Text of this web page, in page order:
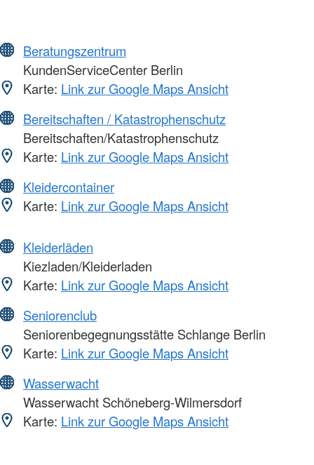
Beratungszentrum
KundenServiceCenter Berlin
Karte: Link zur Google Maps Ansicht
Bereitschaften / Katastrophenschutz
Bereitschaften/Katastrophenschutz
Karte: Link zur Google Maps Ansicht
Kleidercontainer
Karte: Link zur Google Maps Ansicht
Kleiderläden
Kiezladen/Kleiderladen
Karte: Link zur Google Maps Ansicht
Seniorenclub
Seniorenbegegnungsstätte Schlange Berlin
Karte: Link zur Google Maps Ansicht
Wasserwacht
Wasserwacht Schöneberg-Wilmersdorf
Karte: Link zur Google Maps Ansicht